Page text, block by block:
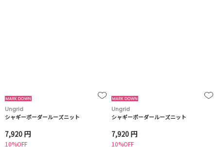
Ungrid
シャギーボーダールーズニット
7,920 円
10%OFF
Ungrid
シャギーボーダールーズニット
7,920 円
10%OFF